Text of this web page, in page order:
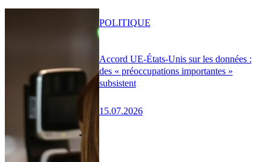
Accord UE-États-Unis sur les données :
des « préoccupations importantes »
subsistent
15.07.2026
POLITIQUE